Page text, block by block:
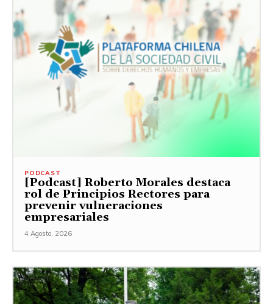
PODCAST
[Podcast] Roberto Morales destaca
rol de Principios Rectores para
prevenir vulneraciones
empresariales
4 Agosto, 2026